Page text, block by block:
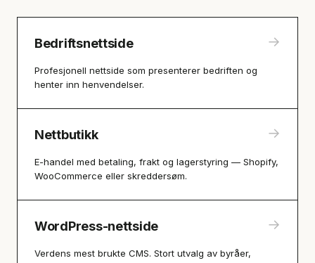
Bedriftsnettside →
Profesjonell nettside som presenterer bedriften og
henter inn henvendelser.
Nettbutikk →
E-handel med betaling, frakt og lagerstyring — Shopify,
WooCommerce eller skreddersøm.
WordPress-nettside →
Verdens mest brukte CMS. Stort utvalg av byråer,